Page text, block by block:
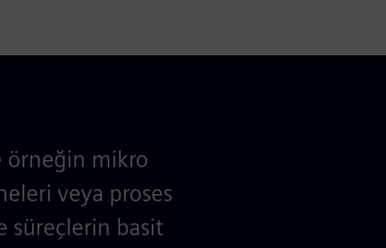
örneğin mikro
veya proses
süreçlerin basit